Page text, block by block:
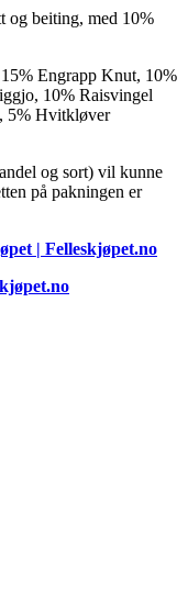
og beiting, med 10%
Engrapp Knut, 10%
10% Raisvingel
5% Hvitkløver
og sort) vil kunne
på pakningen er
| Felleskjøpet.no